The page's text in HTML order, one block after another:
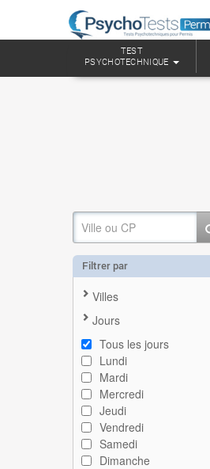
TEST
PSYCHOTECHNIQUE
Filtrer par
Villes
Jours
Tous les jours
Lundi
Mardi
Mercredi
Jeudi
Vendredi
Samedi
Dimanche